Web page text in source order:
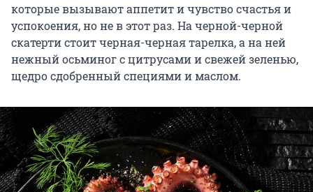
которые вызывают аппетит и чувство счастья и
успокоения, но не в этот раз. На черной-черной
скатерти стоит черная-черная тарелка, а на ней
нежный осьминог с цитрусами и свежей зеленью,
щедро сдобренный специями и маслом.